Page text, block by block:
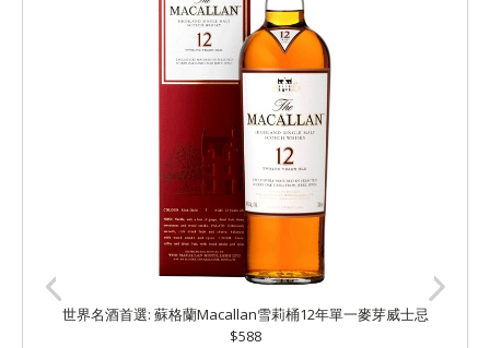
世界名酒首選: 蘇格蘭Macallan雪莉桶12年單一麥芽威士忌
$588